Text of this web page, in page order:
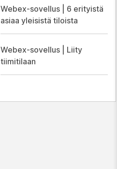
Webex-sovellus | 6 erityistä
asiaa yleisistä tiloista
Webex-sovellus | Liity
tiimitilaan